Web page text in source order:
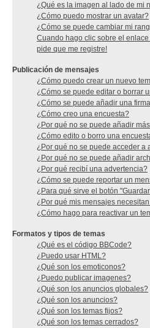
¿Qué es la imagen al lado de mi
¿Cómo puedo mostrar un avatar?
¿Cómo se puede cambiar mi
Cuando hago clic sobre el
pide que me registre!
Publicación de mensajes
¿Cómo puedo crear un nuevo
¿Cómo se puede editar o borrar
¿Cómo se puede añadir una
¿Cómo creo una encuesta?
¿Por qué no se puede añadir
¿Cómo edito o borro una
¿Por qué no se puede acceder a
¿Por qué no se puede añadir
¿Por qué recibí una advertencia?
¿Cómo se puede reportar un
¿Para qué sirve el botón
¿Por qué mis mensajes
¿Cómo hago para reactivar un
Formatos y tipos de temas
¿Qué es el código BBCode?
¿Puedo usar HTML?
¿Qué son los emoticonos?
¿Puedo publicar imagenes?
¿Qué son los anuncios globales?
¿Qué son los anuncios?
¿Qué son los temas fijos?
¿Qué son los temas cerrados?